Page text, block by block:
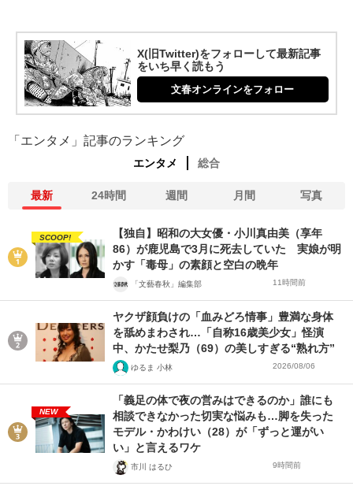
X(旧Twitter)をフォローして最新記事
をいち早く読もう
文春オンラインをフォロー
「エンタメ」記事のランキング
エンタメ 総合
最新 24時間 週間 月間 写真
SCOOP!
【独自】昭和の大女優・小川真由美（享年
86）が鹿児島で3月に死去していた 実娘が明
かす「毒母」の素顔と空白の晩年
「文藝春秋」編集部 11時間前
ヤクザ顔負けの「血みどろ情事」豊満な身体
を舐めまわされ…「自称16歳美少女」怪演
中、かたせ梨乃（69）の美しすぎる“熟れ方”
ゆるま 小林 2026/08/06
NEW
「義足の体で夜の営みはできるのか」誰にも
相談できなかった切実な悩みも…脚を失った
モデル・かわけい（28）が「ずっと運がい
い」と言えるワケ
市川 はるひ 9時間前